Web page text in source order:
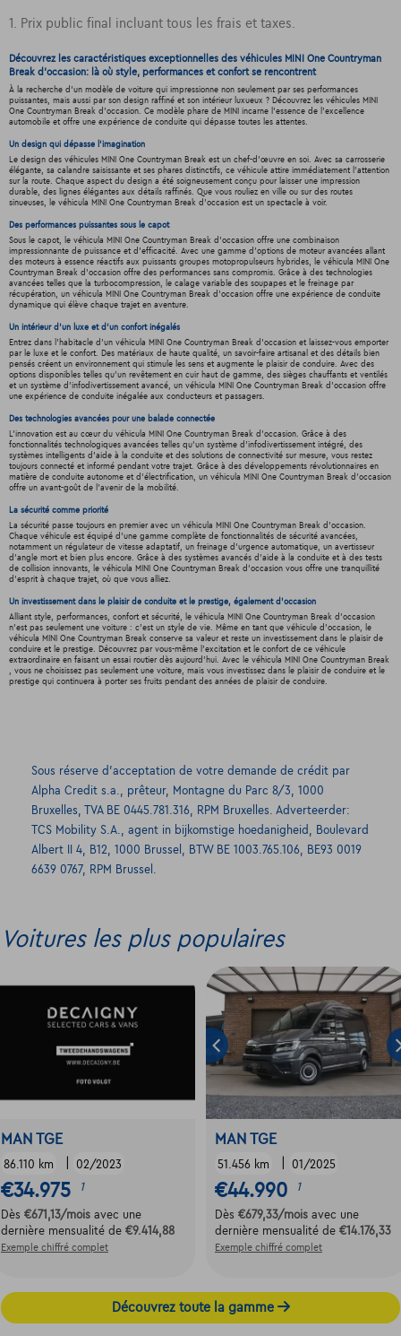
1. Prix public final incluant tous les frais et taxes.
Découvrez les caractéristiques exceptionnelles des véhicules MINI One Countryman
Break d'occasion: là où style, performances et confort se rencontrent
À la recherche d'un modèle de voiture qui impressionne non seulement par ses performances
puissantes, mais aussi par son design raffiné et son intérieur luxueux ? Découvrez les véhicules MINI
One Countryman Break d'occasion. Ce modèle phare de MINI incarne l'essence de l'excellence
automobile et offre une expérience de conduite qui dépasse toutes les attentes.
Un design qui dépasse l'imagination
Le design des véhicules MINI One Countryman Break est un chef-d'œuvre en soi. Avec sa carrosserie
élégante, sa calandre saisissante et ses phares distinctifs, ce véhicule attire immédiatement l'attention
sur la route. Chaque aspect du design a été soigneusement conçu pour laisser une impression
durable, des lignes élégantes aux détails raffinés. Que vous rouliez en ville ou sur des routes
sinueuses, le véhicula MINI One Countryman Break d'occasion est un spectacle à voir.
Des performances puissantes sous le capot
Sous le capot, le véhicula MINI One Countryman Break d'occasion offre une combinaison
impressionnante de puissance et d'efficacité. Avec une gamme d'options de moteur avancées allant
des moteurs à essence réactifs aux puissants groupes motopropulseurs hybrides, le véhicula MINI One
Countryman Break d'occasion offre des performances sans compromis. Grâce à des technologies
avancées telles que la turbocompression, le calage variable des soupapes et le freinage par
récupération, un véhicula MINI One Countryman Break d'occasion offre une expérience de conduite
dynamique qui élève chaque trajet en aventure.
Un intérieur d’un luxe et d’un confort inégalés
Entrez dans l'habitacle d'un véhicula MINI One Countryman Break d'occasion et laissez-vous emporter
par le luxe et le confort. Des matériaux de haute qualité, un savoir-faire artisanal et des détails bien
pensés créent un environnement qui stimule les sens et augmente le plaisir de conduire. Avec des
options disponibles telles qu'un revêtement en cuir haut de gamme, des sièges chauffants et ventilés
et un système d'infodivertissement avancé, un véhicula MINI One Countryman Break d'occasion offre
une expérience de conduite inégalée aux conducteurs et passagers.
Des technologies avancées pour une balade connectée
L'innovation est au cœur du véhicula MINI One Countryman Break d'occasion. Grâce à des
fonctionnalités technologiques avancées telles qu'un système d'infodivertissement intégré, des
systèmes intelligents d'aide à la conduite et des solutions de connectivité sur mesure, vous restez
toujours connecté et informé pendant votre trajet. Grâce à des développements révolutionnaires en
matière de conduite autonome et d'électrification, un véhicula MINI One Countryman Break d'occasion
offre un avant-goût de l'avenir de la mobilité.
La sécurité comme priorité
La sécurité passe toujours en premier avec un véhicula MINI One Countryman Break d'occasion.
Chaque véhicule est équipé d'une gamme complète de fonctionnalités de sécurité avancées,
notamment un régulateur de vitesse adaptatif, un freinage d'urgence automatique, un avertisseur
d'angle mort et bien plus encore. Grâce à des systèmes avancés d'aide à la conduite et à des tests
de collision innovants, le véhicula MINI One Countryman Break d'occasion vous offre une tranquillité
d'esprit à chaque trajet, où que vous alliez.
Un investissement dans le plaisir de conduite et le prestige, également d'occasion
Alliant style, performances, confort et sécurité, le véhicula MINI One Countryman Break d'occasion
n'est pas seulement une voiture : c'est un style de vie. Même en tant que véhicule d'occasion, le
véhicula MINI One Countryman Break conserve sa valeur et reste un investissement dans le plaisir de
conduire et le prestige. Découvrez par vous-même l'excitation et le confort de ce véhicule
extraordinaire en faisant un essai routier dès aujourd'hui. Avec le véhicula MINI One Countryman Break
, vous ne choisissez pas seulement une voiture, mais vous investissez dans le plaisir de conduire et le
prestige qui continuera à porter ses fruits pendant des années de plaisir de conduire.
Sous réserve d’acceptation de votre demande de crédit par
Alpha Credit s.a., prêteur, Montagne du Parc 8/3, 1000
Bruxelles, TVA BE 0445.781.316, RPM Bruxelles. Adverteerder:
TCS Mobility S.A., agent in bijkomstige hoedanigheid, Boulevard
Albert II 4, B12, 1000 Brussel, BTW BE 1003.765.106, BE93 0019
6639 0767, RPM Brussel.
Voitures les plus populaires
MAN TGE
86.110 km 02/2023
€34.975 1
Dès €671,13/mois avec une
dernière mensualité de €9.414,88
Exemple chiffré complet
MAN TGE
51.456 km 01/2025
€44.990 1
Dès €679,33/mois avec une
dernière mensualité de €14.176,33
Exemple chiffré complet
Découvrez toute la gamme